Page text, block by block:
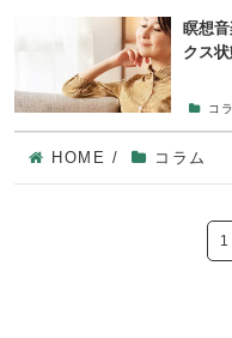
瞑想
クス
コ
HOME / コラム
1